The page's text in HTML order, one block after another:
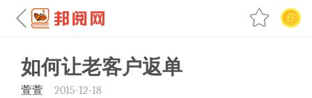
如何让老客户返单
萱萱 2015-12-18